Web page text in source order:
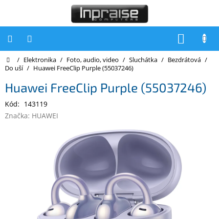
Počítače
Inpraise
Notebooky
Domů
/ Elektronika / Foto, audio, video / Sluchátka / Bezdrátová /
Do uší / Huawei FreeClip Purple (55037246)
Huawei FreeClip Purple (55037246)
Kód: 143119
Značka: HUAWEI